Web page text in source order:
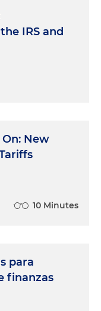
IRS and
New
10 Minutes
para
finanzas